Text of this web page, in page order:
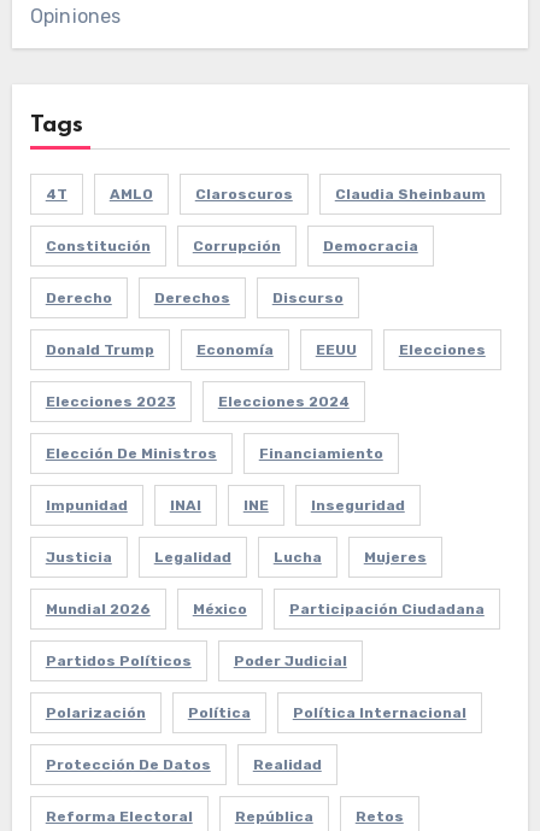
Opiniones
Tags
4T AMLO Claroscuros Claudia Sheinbaum
Constitución Corrupción Democracia
Derecho Derechos Discurso
Donald Trump Economía EEUU Elecciones
Elecciones 2023 Elecciones 2024
Elección De Ministros Financiamiento
Impunidad INAI INE Inseguridad
Justicia Legalidad Lucha Mujeres
Mundial 2026 México Participación Ciudadana
Partidos Políticos Poder Judicial
Polarización Política Política Internacional
Protección De Datos Realidad
Reforma Electoral República Retos